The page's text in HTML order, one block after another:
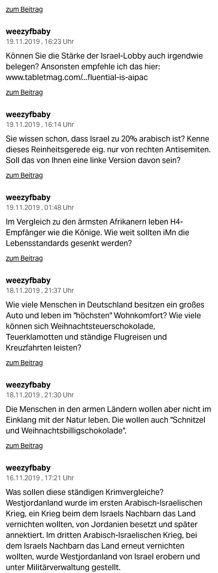
zum Beitrag
weezyfbaby
19.11.2019 , 16:23 Uhr
Können Sie die Stärke der Israel-Lobby auch irgendwie
belegen? Ansonsten empfehle ich das hier:
www.tabletmag.com/...fluential-is-aipac
zum Beitrag
weezyfbaby
19.11.2019 , 16:14 Uhr
Sie wissen schon, dass Israel zu 20% arabisch ist? Kenne
dieses Reinheitsgerede eig. nur von rechten Antisemiten.
Soll das von Ihnen eine linke Version davon sein?
zum Beitrag
weezyfbaby
19.11.2019 , 01:48 Uhr
Im Vergleich zu den ärmsten Afrikanern leben H4-
Empfänger wie die Könige. Wie weit sollten iMn die
Lebensstandards gesenkt werden?
zum Beitrag
weezyfbaby
18.11.2019 , 21:37 Uhr
Wie viele Menschen in Deutschland besitzen ein großes
Auto und leben im "höchsten" Wohnkomfort? Wie viele
können sich Weihnachtsteuerschokolade,
Teuerklamotten und ständige Flugreisen und
Kreuzfahrten leisten?
zum Beitrag
weezyfbaby
18.11.2019 , 21:30 Uhr
Die Menschen in den armen Ländern wollen aber nicht im
Einklang mit der Natur leben. Die wollen auch "Schnitzel
und Weihnachtsbilligschokolade".
zum Beitrag
weezyfbaby
16.11.2019 , 17:21 Uhr
Was sollen diese ständigen Krimvergleiche?
Westjordanland wurde im ersten Arabisch-Israelischen
Krieg, ein Krieg beim dem Israels Nachbarn das Land
vernichten wollten, von Jordanien besetzt und später
annektiert. Im dritten Arabisch-Israelischen Krieg, bei
dem Israels Nachbarn das Land erneut vernichten
wollten, wurde Westjordanland von Israel erobern und
unter Militärverwaltung gestellt.